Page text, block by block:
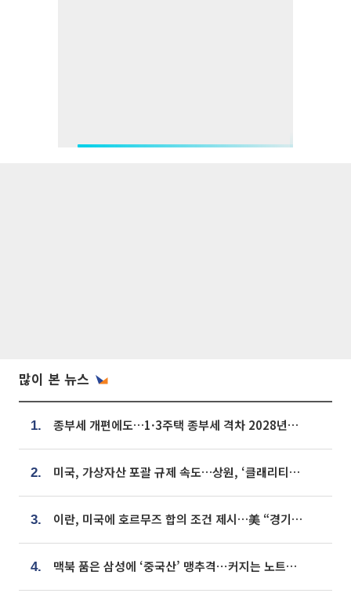
많이 본 뉴스
1. 종부세 개편에도…1·3주택 종부세 격차 2028년부터 확대
2. 미국, 가상자산 포괄 규제 속도…상원, ‘클래리티법’ 9월 절차투표 추진
3. 이란, 미국에 호르무즈 합의 조건 제시…美 “경기 아직 안 끝나” [종합]
4. 맥북 품은 삼성에 ‘중국산’ 맹추격⋯커지는 노트북 OLED 시장